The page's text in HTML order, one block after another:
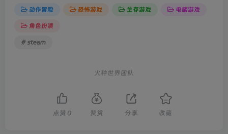
动作冒险 恐怖游戏 生存游戏 电脑游戏
角色扮演
# steam
火种世界团队
点赞 0 赞赏 分享 收藏